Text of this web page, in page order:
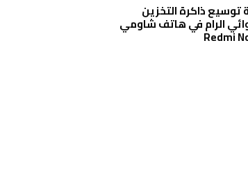
توسيع ذاكرة التخزين
الرام في هاتف شاومي
Redmi